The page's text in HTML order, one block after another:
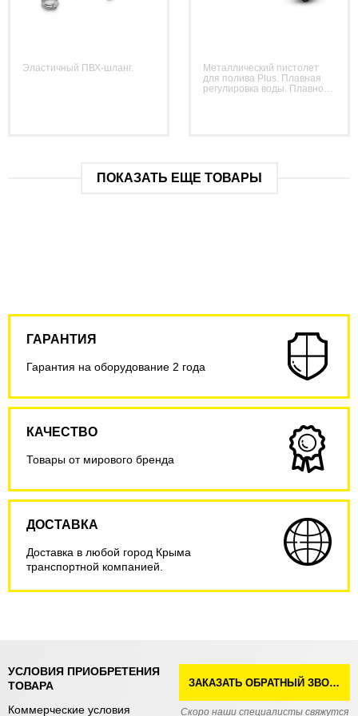
Эластичный ПВХ-шланг.
Металлический пистолет
для полива Plus. Плавная
регулировка воды. Плавное
ПОКАЗАТЬ ЕЩЕ ТОВАРЫ
ГАРАНТИЯ
Гарантия на оборудование 2 года
КАЧЕСТВО
Товары от мирового бренда
ДОСТАВКА
Доставка в любой город Крыма
транспортной компанией.
УСЛОВИЯ ПРИОБРЕТЕНИЯ
ТОВАРА
Коммерческие условия
ЗАКАЗАТЬ ОБРАТНЫЙ ЗВОНОК
Скоро наши специалисты свяжутся